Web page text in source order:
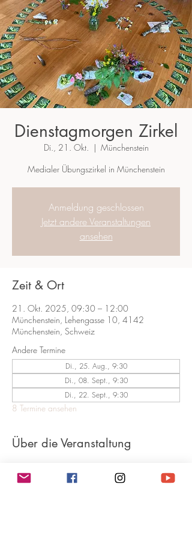
Dienstagmorgen Zirkel
Di., 21. Okt.
  |
Münchenstein
Medialer Übungszirkel in Münchenstein
Anmeldung geschlossen
Jetzt andere Veranstaltungen
ansehen
Zeit & Ort
21. Okt. 2025, 09:30 – 12:00
Münchenstein, Lehengasse 10, 4142
Münchenstein, Schweiz
Andere Termine
Di., 25. Aug., 9:30
Di., 08. Sept., 9:30
Di., 22. Sept., 9:30
8 Termine ansehen
Über die Veranstaltung
Beginner mit Grundkenntnissen bis